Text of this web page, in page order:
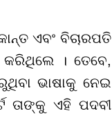
ଏବଂ ବିଚାରପତି
। ତେବେ,
ଭାଷାକୁ ନେଇ
ତାଙ୍କୁ ଏହି ପଦବୀ